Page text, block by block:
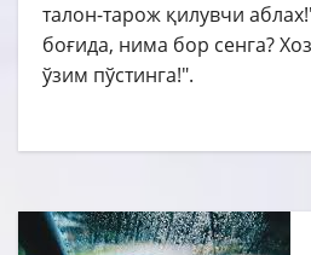
талон-тарож қилувчи
боғида, нима бор сенга?
ўзим пўстинга!".